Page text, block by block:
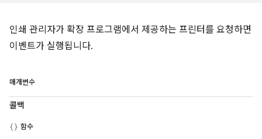
인쇄 관리자가 확장 프로그램에서 제공하는 프린터를 요청하면
이벤트가 실행됩니다.
매개변수
콜백
함수